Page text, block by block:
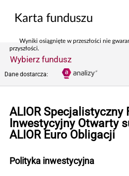
Karta funduszu
Wyniki osiągnięte w przeszłości nie
przyszłości.
Wybierz fundusz
Dane dostarcza:
ALIOR Specjalistyczny
Inwestycyjny Otwarty
ALIOR Euro Obligacji
Polityka inwestycyjna